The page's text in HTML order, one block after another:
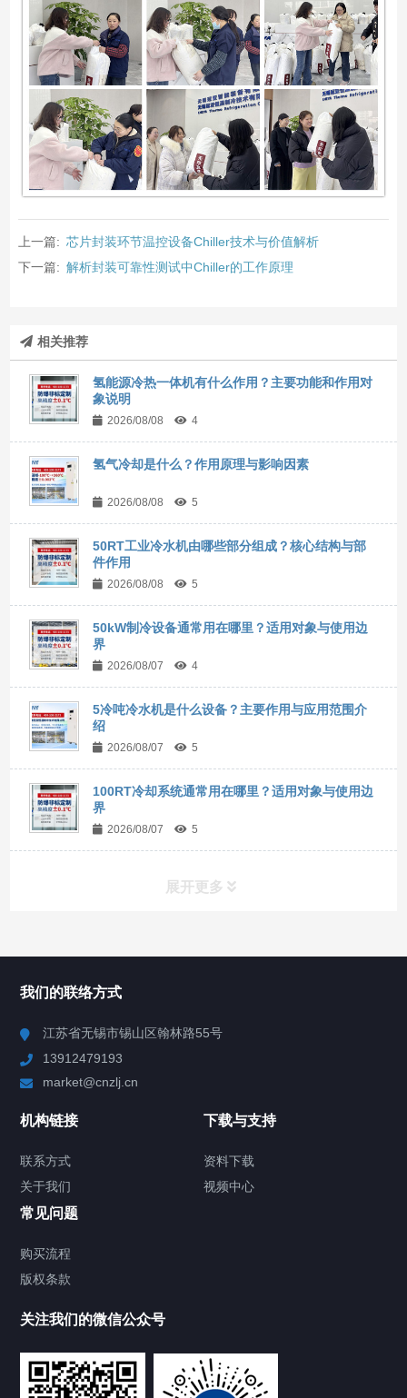
上一篇: 芯片封装环节温控设备Chiller技术与价值解析
下一篇: 解析封装可靠性测试中Chiller的工作原理
相关推荐
氢能源冷热一体机有什么作用？主要功能和作用对
象说明
2026/08/08 4
氢气冷却是什么？作用原理与影响因素
2026/08/08 5
50RT工业冷水机由哪些部分组成？核心结构与部
件作用
2026/08/08 5
50kW制冷设备通常用在哪里？适用对象与使用边
界
2026/08/07 4
5冷吨冷水机是什么设备？主要作用与应用范围介
绍
2026/08/07 5
100RT冷却系统通常用在哪里？适用对象与使用边
界
2026/08/07 5
展开更多
Chiller高精度制冷循环器
TCU温度控制单元
Chiller气体控温系统
Chamber试验箱
我们的联络方式
江苏省无锡市锡山区翰林路55号
13912479193
market@cnzlj.cn
机构链接
联系方式
关于我们
下载与支持
资料下载
视频中心
常见问题
购买流程
版权条款
关注我们的微信公众号